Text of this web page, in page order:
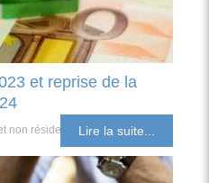
et reprise de la
non résident Lire la suite...